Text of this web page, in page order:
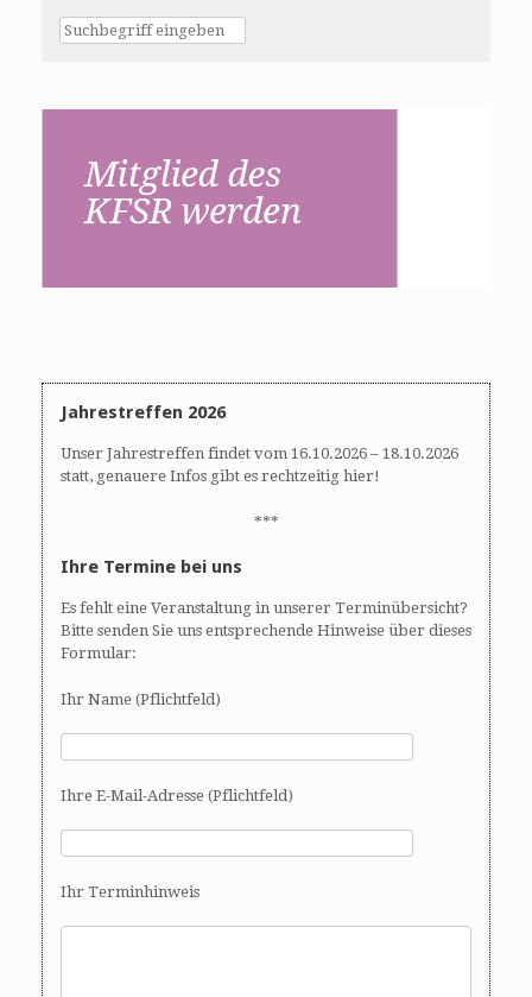
Jahrestreffen 2026
Unser Jahrestreffen findet vom 16.10.2026 – 18.10.2026
statt, genauere Infos gibt es rechtzeitig hier!
***
Ihre Termine bei uns
Es fehlt eine Veranstaltung in unserer Terminübersicht?
Bitte senden Sie uns entsprechende Hinweise über dieses
Formular:
Ihr Name (Pflichtfeld)
Ihre E-Mail-Adresse (Pflichtfeld)
Ihr Terminhinweis